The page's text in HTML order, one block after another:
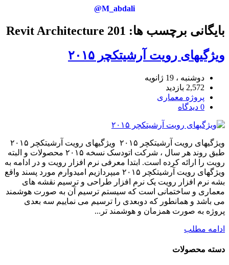
M_abdali@
بایگانی برچسب ها: Revit Architecture 201
ویژگیهای رویت آرشیتکچر ۲۰۱۵
دوشنبه ، 19 ژانویه
2,572 بازدید
پروژه معماری
0 دیدگاه
ویژگیهای رویت آرشیتکچر ۲۰۱۵ ویژگیهای رویت آرشیتکچر ۲۰۱۵
طبق روند هر سال ، شرکت اتودسک نسخه ۲۰۱۵ محصولات و البته
رویت را ارائه کرده است. ابتدا معرفی نرم افزار رویت و در ادامه به
ویژگهای رویت آرشیتکچر ۲۰۱۵ میپردازیم امیدوارم مورد پسند واقع
بشه نرم افزار رویت یک نرم افزار طراحی و ترسیم نقشه های
معماری و ساختمانی است که سیستم ترسیم آن به صورت هوشمند
می باشد و همانطور که دوبعدی را ترسیم می نماییم سه بعدی
پروژه به صورت همزمان و هوشمند تر...
ادامه مطلب
دسته محصولات